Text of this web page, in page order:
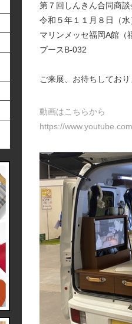
第７回しんきん合同商談
令和５年１１月８日（
マリンメッセ福岡A館（
ブースB-032
ご来展、お待ちしており
動画はこちらから
https://